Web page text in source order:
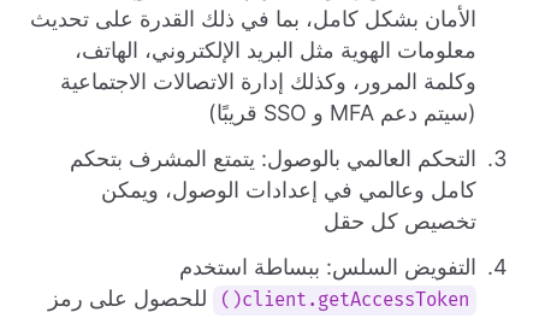
الأمان بشكل كامل، بما في ذلك القدرة على تحديث
معلومات الهوية مثل البريد الإلكتروني، الهاتف،
وكلمة المرور، وكذلك إدارة الاتصالات الاجتماعية
(سيتم دعم MFA و SSO قريبًا)
التحكم العالمي بالوصول: يتمتع المشرف بتحكم
كامل وعالمي في إعدادات الوصول، ويمكن
تخصيص كل حقل
التفويض السلس: ببساطة استخدم
client.getAccessToken()
للحصول على رمز